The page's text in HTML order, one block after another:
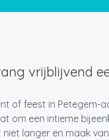
vrijblijvend
of feest in Petegem-
om een intieme
langer en maak